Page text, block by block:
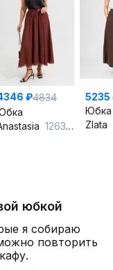
₽4834
1263.1 терракот_принт
5235
Юбка
Zlata
юбкой
я собираю
повторить